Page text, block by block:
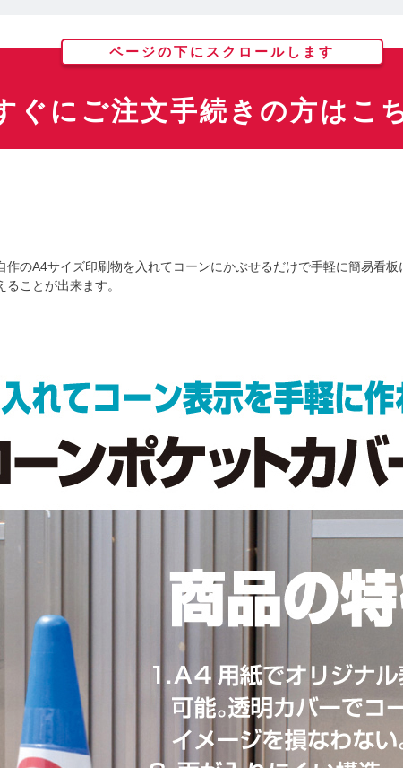
ページの下にスクロールします
ぐにご注文手続きの方はこ
作のA4サイズ印刷物を入れてコーンにかぶせるだけで手軽に簡易看
ことが出来ます。